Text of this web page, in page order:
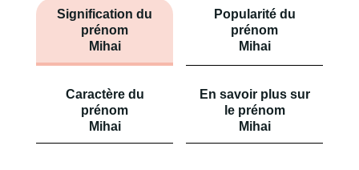
Signification du
prénom
Mihai
Popularité du
prénom
Mihai
Caractère du
prénom
Mihai
En savoir plus sur
le prénom
Mihai